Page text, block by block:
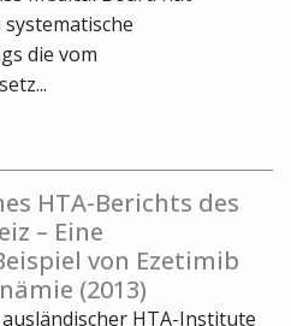
die vom
HTA-Berichts des
– Eine
von Ezetimib
(2013)
HTA-Institute